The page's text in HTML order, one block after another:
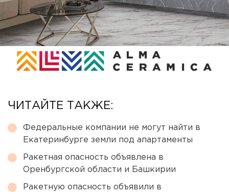
ЧИТАЙТЕ ТАКЖЕ:
Федеральные компании не могут найти в
Екатеринбурге земли под апартаменты
Ракетная опасность объявлена в
Оренбургской области и Башкирии
Ракетную опасность объявили в